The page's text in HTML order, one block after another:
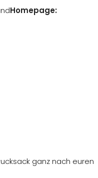
Homepage:
ganz nach euren